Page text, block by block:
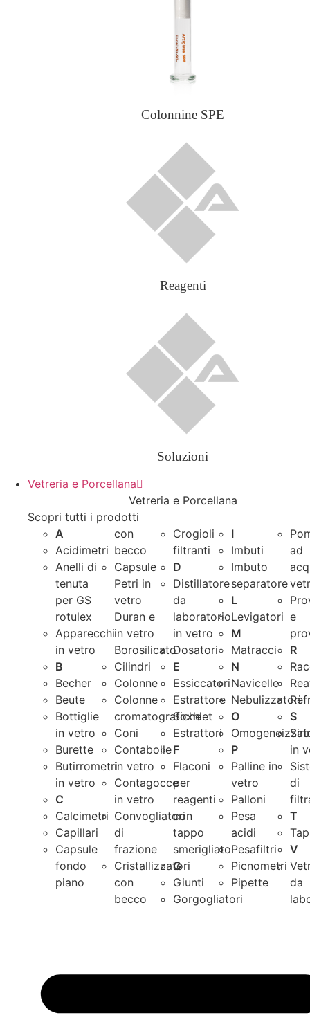
Colonnine SPE
Reagenti
Soluzioni
Vetreria e Porcellana
Vetreria e Porcellana
Scopri tutti i prodotti
A
Acidimetri
Anelli di
tenuta
per GS
rotulex
Apparecchi
in vetro
B
Becher
Beute
Bottiglie
in vetro
Burette
Butirrometri
in vetro
C
Calcimetri
Capillari
Capsule
fondo
piano
con
becco
Capsule
Petri in
vetro
Duran e
in vetro
Borosilicato
Cilindri
Colonne
Colonne
cromatografiche
Coni
Contabolle
in vetro
Contagocce
in vetro
Convogliatori
di
frazione
Cristallizzatori
con
becco
Crogioli
filtranti
D
Distillatore
da
laboratorio
in vetro
Dosatori
E
Essiccatori
Estrattore
Soxhlet
Estrattori
F
Flaconi
per
reagenti
con
tappo
smerigliato
G
Giunti
Gorgogliatori
I
Imbuti
Imbuto
separatore
L
Levigatori
M
Matracci
N
Navicelle
Nebulizzatori
O
P
Palline in
vetro
Palloni
Pesa
acidi
Pesafiltri
Picnometri
Pipette
ad
e
R
S
in
di
T
V
da